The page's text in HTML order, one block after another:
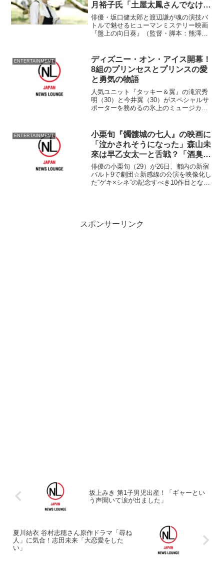
月裕子氏「土屋太鳳さんでなけれ
ば醸し出せない雰囲気で…」
俳優・坂口健太郎と渡辺謙が魂の演技バ
トルで魅せるヒューマンミステリー映画
『盤上の向日葵』（監督・脚本：熊澤尚
るオリジナルキャラクターとして土屋太
鳳の出演が決定した。
ENTERTAINMENT
ディズニー・オン・アイス開幕！
8組のプリンセスとプリンスの愛
と勇気の物語
人気ユニット『タッキー＆翼』の滝沢秀
明（30）と今井翼（30）がスペシャルサ
ポーターを務めるの氷上のミュージカル
14日、東京・代々木第一体育館で開幕し
た。初日のグ...
ENTERTAINMENT
小栗旬『髑髏城の七人』の映画に
「泣かされそうになった」森山未
來は早乙女太一と舌戦？「酒臭い
んですよ（苦笑）」
俳優の小栗旬（29）が26日、都内の新宿
バルト9で劇団☆新感線の公演を映像化し
た“ゲキ×シネ”の記念すべき10作目となる
スポンサーリンク
坂上みき 第1子男児出産！「ギャーとい
う声聞いて涙が出ました」
夏川結衣 谷村志穂さん原作ドラマ「尋ね
人」に気合！志田未来「大恋愛をした
い」